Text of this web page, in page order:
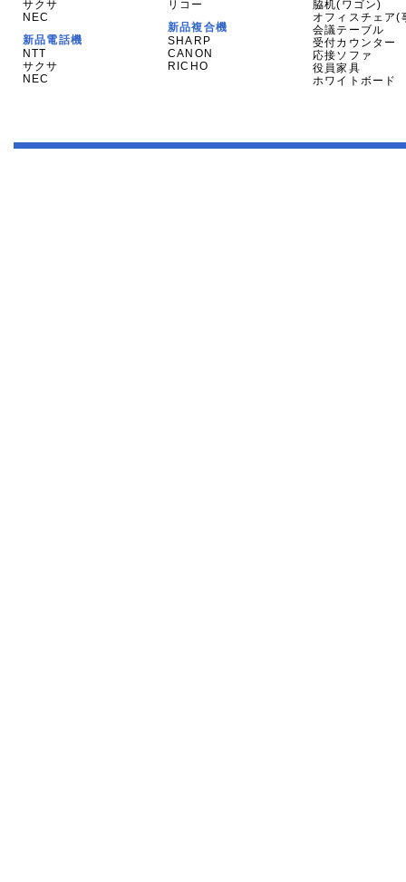
サクサ
NEC
新品電話機
NTT
サクサ
NEC
リコー
新品複合機
SHARP
CANON
RICHO
脇机(ワゴン)
オフィスチェア(
会議テーブル
受付カウンター
応接ソファ
役員家具
ホワイトボード